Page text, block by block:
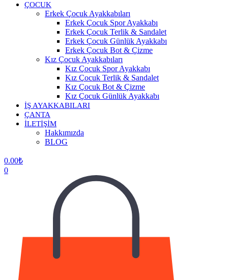
ÇOCUK
Erkek Çocuk Ayakkabıları
Erkek Çocuk Spor Ayakkabı
Erkek Çocuk Terlik & Sandalet
Erkek Çocuk Günlük Ayakkabı
Erkek Çocuk Bot & Çizme
Kız Çocuk Ayakkabıları
Kız Çocuk Spor Ayakkabı
Kız Çocuk Terlik & Sandalet
Kız Çocuk Bot & Çizme
Kız Çocuk Günlük Ayakkabı
İŞ AYAKKABILARI
ÇANTA
İLETİŞİM
Hakkımızda
BLOG
0.00₺
0